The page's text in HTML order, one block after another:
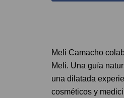
Meli Camacho
Meli. Una guía
una dilatada
cosméticos y